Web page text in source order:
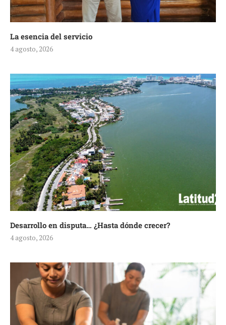
La esencia del servicio
4 agosto, 2026
Desarrollo en disputa… ¿Hasta dónde crecer?
4 agosto, 2026